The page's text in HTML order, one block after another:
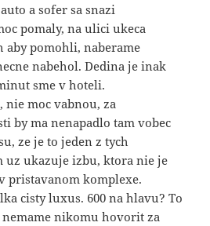
a sofer sa snazi
pomaly, na ulici ukeca
aby pomohli, naberame
nabehol. Dedina je inak
sme v hoteli.
nie moc vabnou, za
by ma nenapadlo tam vobec
ze je to jeden z tych
uz ukazuje izbu, ktora nie je
pristavanom komplexe.
cisty luxus. 600 na hlavu? To
nemame nikomu hovorit za